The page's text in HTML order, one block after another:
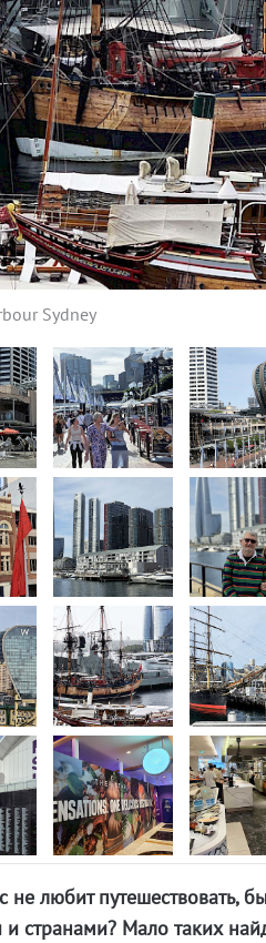
Sydney
не любит путешествовать,
странами? Мало таких